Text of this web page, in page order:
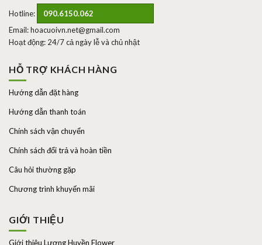
Hotline:
090.6150.062
Email: hoacuoivn.net@gmail.com
Hoạt động: 24/7 cả ngày lễ và chủ nhật
HỖ TRỢ KHÁCH HÀNG
Hướng dẫn đặt hàng
Hướng dẫn thanh toán
Chính sách vận chuyển
Chính sách đổi trả và hoàn tiền
Câu hỏi thường gặp
Chương trình khuyến mãi
GIỚI THIỆU
Giới thiệu Lương Huyền Flower